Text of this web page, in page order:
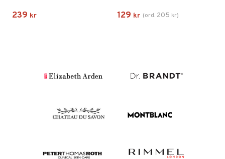
239 kr 129 kr (ord. 205 kr)